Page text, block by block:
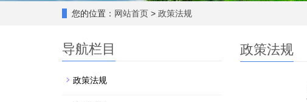
您的位置： 网站首页 > 政策法规
政策法规
导航栏目
政策法规